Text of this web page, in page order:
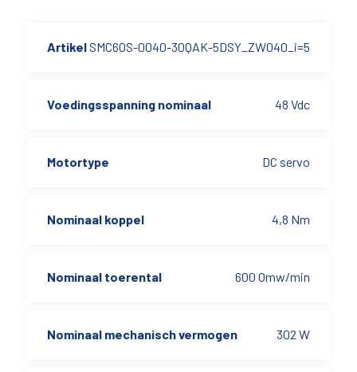
ArtikelSMC60S-0040-30QAK-5DSY_ZW040_i=5
Voedingsspanning nominaal 48 Vdc
Motortype DC servo
Nominaal koppel 4,8 Nm
Nominaal toerental 600 Omw/min
Nominaal mechanisch vermogen 302 W